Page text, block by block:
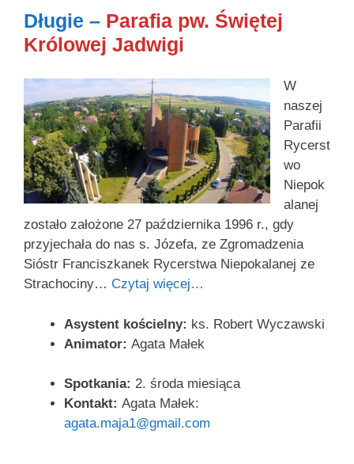
Długie – Parafia pw. Świętej
Królowej Jadwigi
W
naszej
Parafii
Rycerst
wo
Niepok
alanej
zostało założone 27 października 1996 r., gdy
przyjechała do nas s. Józefa, ze Zgromadzenia
Sióstr Franciszkanek Rycerstwa Niepokalanej ze
Strachociny… Czytaj więcej…
Asystent kościelny: ks. Robert Wyczawski
Animator: Agata Małek
Spotkania: 2. środa miesiąca
Kontakt: Agata Małek:
agata.maja1@gmail.com